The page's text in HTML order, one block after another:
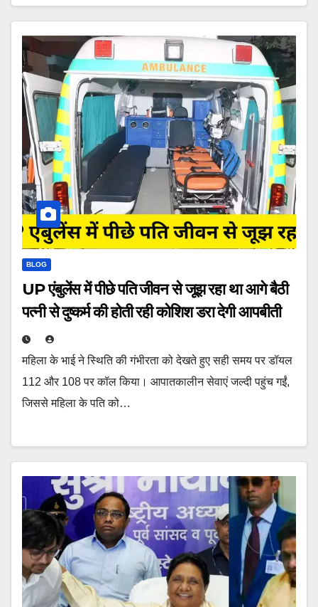
BLOG
UP एंबुलेंस में पीछे पति जीवन से जूझ रहा था आगे बैठी
पत्नी से दुष्कर्म की होती रही कोशिश डरा देगी आपबीती
महिला के भाई ने स्थिति की गंभीरता को देखते हुए सही समय पर डॉयल
112 और 108 पर कॉल किया। आपातकालीन सेवाएं जल्दी पहुंच गईं,
जिससे महिला के पति को…